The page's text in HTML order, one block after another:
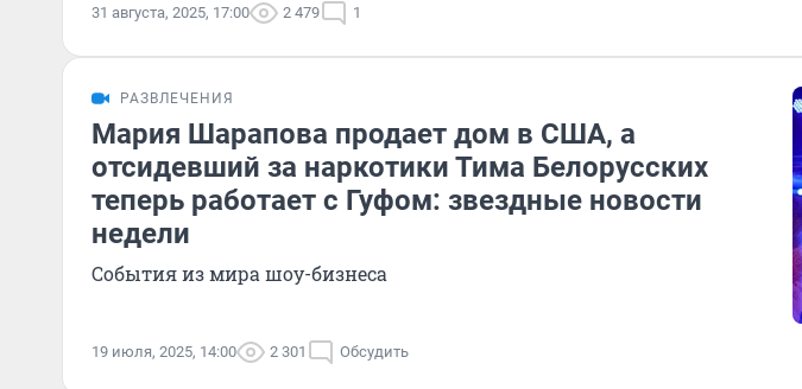
31 августа, 2025, 17:00 2 479 1
РАЗВЛЕЧЕНИЯ
Мария Шарапова продает дом в США, а
отсидевший за наркотики Тима Белорусских
теперь работает с Гуфом: звездные новости
недели
События из мира шоу-бизнеса
19 июля, 2025, 14:00 2 301 Обсудить